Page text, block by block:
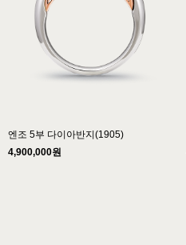
엔조 5부 다이아반지(1905)
4,900,000원